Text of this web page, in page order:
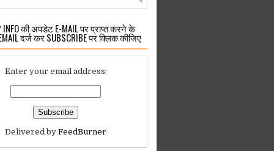
INFO की अपडेट E-MAIL पर प्राप्त करने के
दर्ज कर SUBSCRIBE पर क्लिक कीजिए
Enter your email address:
Delivered by FeedBurner